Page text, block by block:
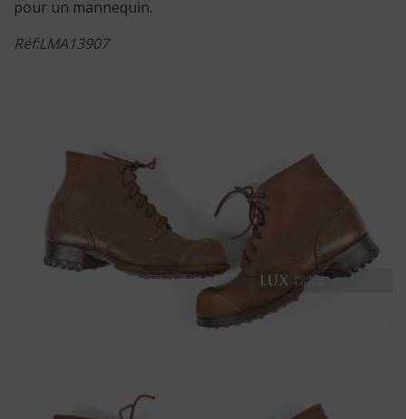
pour un mannequin.
Réf:LMA13907